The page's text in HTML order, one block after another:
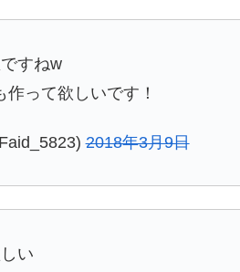
すねw
作って欲しいです！
2018年3月9日
い